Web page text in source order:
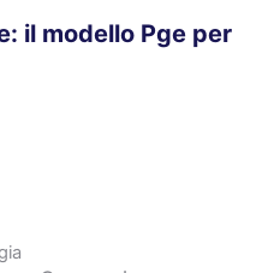
il modello Pge per